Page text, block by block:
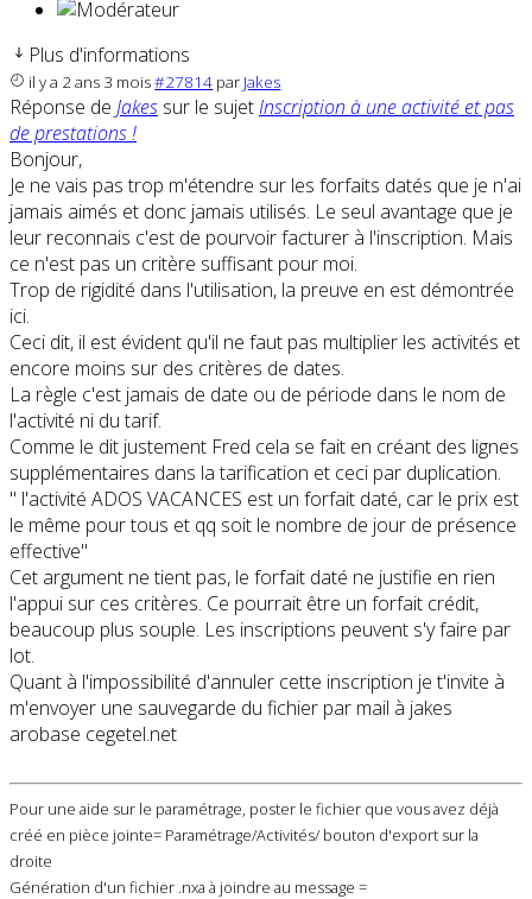
Plus d'informations
il y a 2 ans 3 mois#27814 par Jakes
Réponse de Jakes sur le sujetInscription à une activité et pas
de prestations !
Bonjour,
Je ne vais pas trop m'étendre sur les forfaits datés que je n'ai
jamais aimés et donc jamais utilisés. Le seul avantage que je
leur reconnais c'est de pourvoir facturer à l'inscription. Mais
ce n'est pas un critère suffisant pour moi.
Trop de rigidité dans l'utilisation, la preuve en est démontrée
ici.
Ceci dit, il est évident qu'il ne faut pas multiplier les activités et
encore moins sur des critères de dates.
La règle c'est jamais de date ou de période dans le nom de
l'activité ni du tarif.
Comme le dit justement Fred cela se fait en créant des lignes
supplémentaires dans la tarification et ceci par duplication.
" l'activité ADOS VACANCES est un forfait daté, car le prix est
le même pour tous et qq soit le nombre de jour de présence
effective"
Cet argument ne tient pas, le forfait daté ne justifie en rien
l'appui sur ces critères. Ce pourrait être un forfait crédit,
beaucoup plus souple. Les inscriptions peuvent s'y faire par
lot.
Quant à l'impossibilité d'annuler cette inscription je t'invite à
m'envoyer une sauvegarde du fichier par mail à jakes
arobase cegetel.net
Pour une aide sur le paramétrage, poster le fichier que vous avez déjà
créé en pièce jointe= Paramétrage/Activités/ bouton d'export sur la
droite
Génération d'un fichier .nxa à joindre au message =